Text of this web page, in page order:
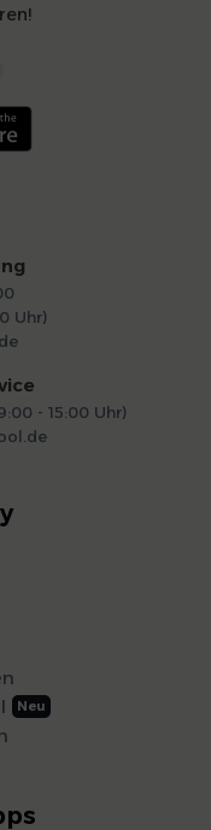
Uhr)
- 15:00 Uhr)